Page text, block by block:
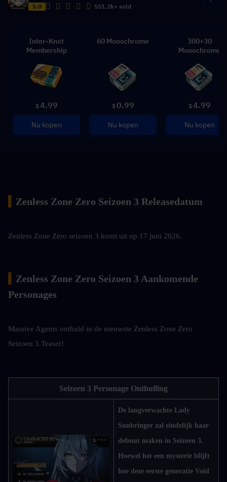
5.0 551.2k+ sold
Inter-Knot
Membership
$4.99
Nu kopen
60 Monochrome
$ 0.99
Nu kopen
300+30
Monochrome
$4.99
Nu kopen
Zenless Zone Zero Seizoen 3 Releasedatum
Zenless Zone Zero seizoen 3 komt uit op 17 juni 2026.
Zenless Zone Zero Seizoen 3 Aankomende
Personages
Massive Agents onthuld in de nieuwste Zenless Zone Zero
Seizoen 3 Teaser!
Seizoen 3 Personage Onthulling
De langverwachte Lady
Sunbringer zal eindelijk haar
debuut maken in Seizoen 3.
Hoewel het een mysterie blijft
hoe deze eerste generatie Void